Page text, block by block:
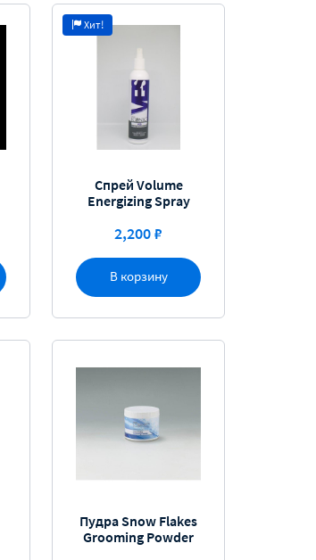
Хит!
В корзину
Спрей Volume
Energizing Spray
2,200 ₽
Пудра Snow Flakes
Grooming Powder